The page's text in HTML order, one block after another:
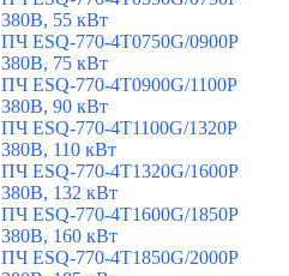
380В, 55 кВт
ПЧ ESQ-770-4T0750G/0900P
380В, 75 кВт
ПЧ ESQ-770-4T0900G/1100P
380В, 90 кВт
ПЧ ESQ-770-4T1100G/1320P
380В, 110 кВт
ПЧ ESQ-770-4T1320G/1600P
380В, 132 кВт
ПЧ ESQ-770-4T1600G/1850P
380В, 160 кВт
ПЧ ESQ-770-4T1850G/2000P